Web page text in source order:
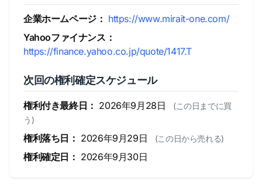
企業ホームページ： https://www.mirait-one.com/
Yahooファイナンス：
https://finance.yahoo.co.jp/quote/1417.T
次回の権利確定スケジュール
権利付き最終日： 2026年9月28日
(この日までに買
う)
権利落ち日： 2026年9月29日 (この日から売れる)
権利確定日： 2026年9月30日